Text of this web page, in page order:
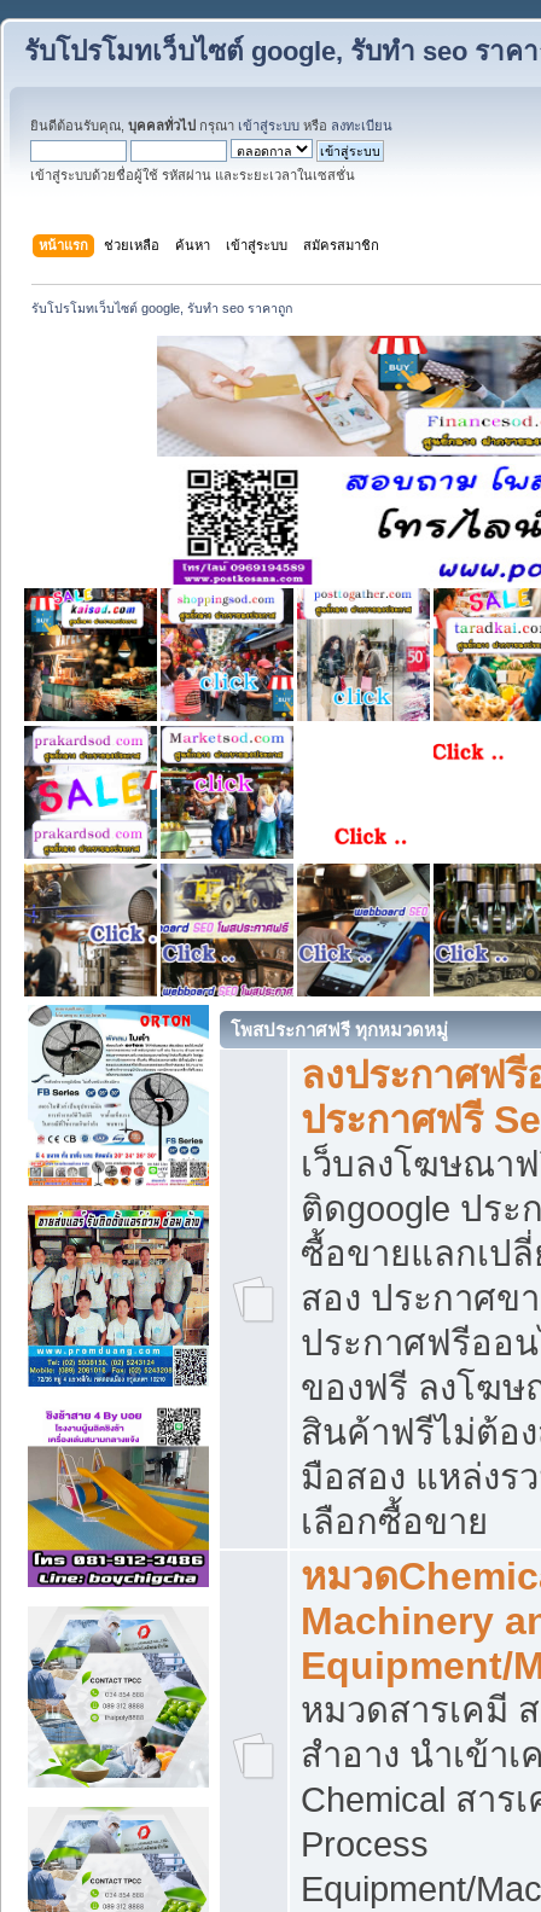
รับโปรโมทเว็บไซต์ google, รับทำ seo ราค
ยินดีต้อนรับคุณ, บุคคลทั่วไป กรุณา เข้าสู่ระบบ หรือ ลงทะเบียน
เข้าสู่ระบบด้วยชื่อผู้ใช้ รหัสผ่าน และระยะเวลาในเซสชั่น
หน้าแรก ช่วยเหลือ ค้นหา เข้าสู่ระบบ สมัครสมาชิก
รับโปรโมทเว็บไซต์ google, รับทำ seo ราคาถูก
โพสประกาศฟรี ทุกหมวดหมู่
ลงประกาศฟ
ประกาศฟรี
เว็บลงโฆษณา
ติดgoogle ปร
ซื้อขายแลกเป
สอง ประกาศข
ประกาศฟรีออ
ของฟรี ลงโฆ
สินค้าฟรีไม่ต้อ
มือสอง แหล่งร
เลือกซื้อขาย
หมวด
Machinery
Equipment/
หมวดสารเคมี
สำอาง นำเข้
Chemical สาร
Process
Equipment/